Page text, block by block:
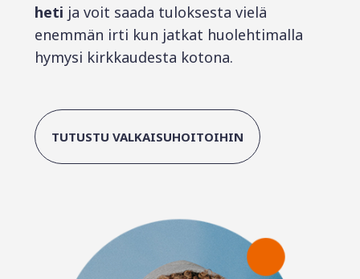
heti ja voit saada tuloksesta vielä
enemmän irti kun jatkat huolehtimalla
hymysi kirkkaudesta kotona.
TUTUSTU VALKAISUHOITOIHIN